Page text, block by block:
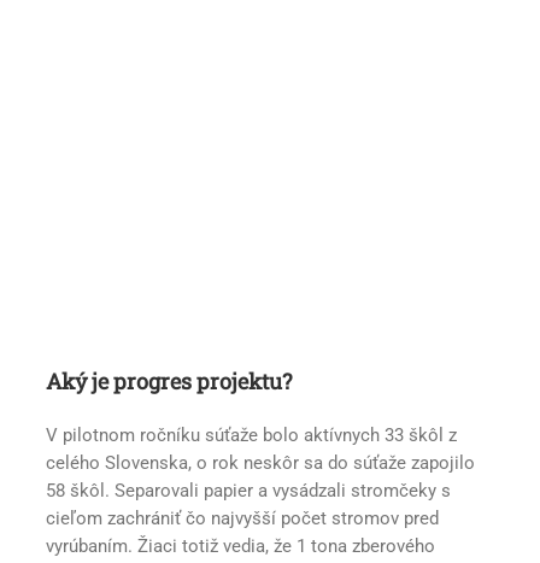
Aký je progres projektu?
V pilotnom ročníku súťaže bolo aktívnych 33 škôl z
celého Slovenska, o rok neskôr sa do súťaže zapojilo
58 škôl. Separovali papier a vysádzali stromčeky s
cieľom zachrániť čo najvyšší počet stromov pred
vyrúbaním. Žiaci totiž vedia, že 1 tona zberového